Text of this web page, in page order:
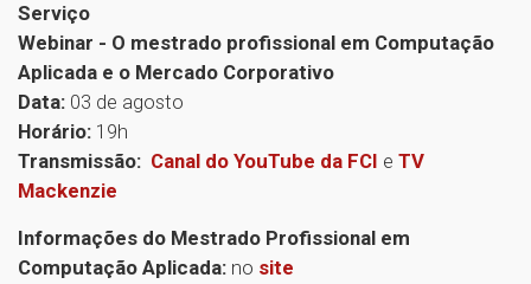
Serviço
Webinar - O mestrado profissional em Computação
Aplicada e o Mercado Corporativo
Data: 03 de agosto
Horário: 19h
Transmissão: Canal do YouTube da FCI e TV
Mackenzie
Informações do Mestrado Profissional em
Computação Aplicada: no site